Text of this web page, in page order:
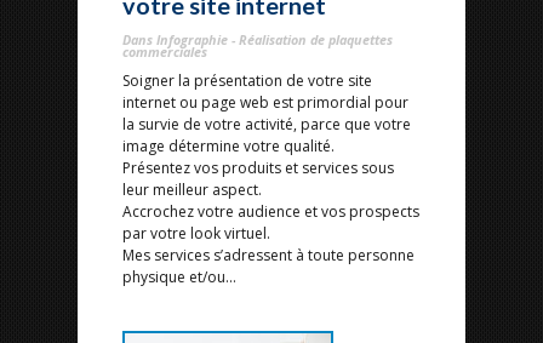
Dans Infographie - Réalisation de plaquettes
commerciales
Soigner la présentation de votre site
internet ou page web est primordial pour
la survie de votre activité, parce que votre
image détermine votre qualité.
Présentez vos produits et services sous
leur meilleur aspect.
Accrochez votre audience et vos prospects
par votre look virtuel.
Mes services s’adressent à toute personne
physique et/ou...